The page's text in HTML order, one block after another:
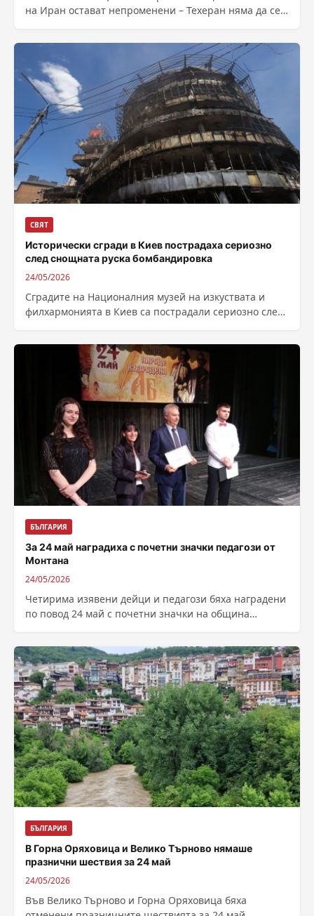
на Иран остават непроменени – Техеран няма да се
СВЯТ
Исторически сгради в Киев пострадаха сериозно
след снощната руска бомбандировка
24/05/2026
Сградите на Националния музей на изкуствата и
филхармонията в Киев са пострадали сериозно след
Национален...
БЪЛГАРИЯ
За 24 май наградиха с почетни значки педагози от
Монтана
24/05/2026
Четирима изявени дейци и педагози бяха наградени
по повод 24 май с почетни значки на община
БЪЛГАРИЯ
В Горна Оряховица и Велико Търново нямаше
празнични шествия за 24 май
24/05/2026
Във Велико Търново и Горна Оряховица бяха